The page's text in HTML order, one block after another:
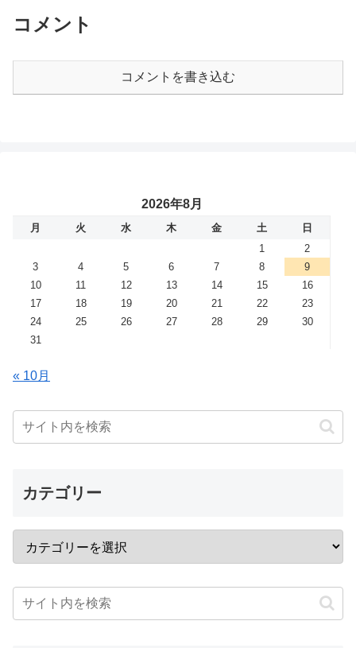
コメント
コメントを書き込む
2026年8月
月 火 水 木 金 土
日
1
2
3
4 5 6 7 8
9
10
11 12 13 14 15
16
17
18 19 20 21 22
23
24
25 26 27 28 29
30
31
« 10月
カテゴリー